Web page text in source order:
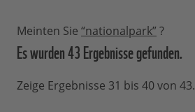
Meinten Sie “nationalpark” ?
Es wurden 43 Ergebnissegefunden.
Zeige Ergebnisse 31 bis 40 von 43.